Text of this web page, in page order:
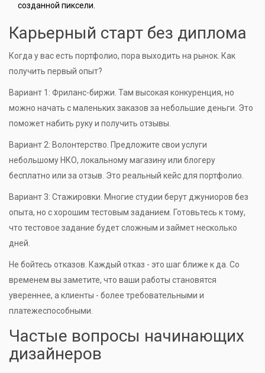
созданной пиксели.
Карьерный старт без диплома
Когда у вас есть портфолио, пора выходить на рынок. Как
получить первый опыт?
Вариант 1: Фриланс-биржи. Там высокая конкуренция, но
можно начать с маленьких заказов за небольшие деньги. Это
поможет набить руку и получить отзывы.
Вариант 2: Волонтерство. Предложите свои услуги
небольшому НКО, локальному магазину или блогеру
бесплатно или за отзыв. Это реальный кейс для портфолио.
Вариант 3: Стажировки. Многие студии берут джуниоров без
опыта, но с хорошим тестовым заданием. Готовьтесь к тому,
что тестовое задание будет сложным и займет несколько
дней.
Не бойтесь отказов. Каждый отказ - это шаг ближе к да. Со
временем вы заметите, что ваши работы становятся
увереннее, а клиенты - более требовательными и
платежеспособными.
Частые вопросы начинающих
дизайнеров